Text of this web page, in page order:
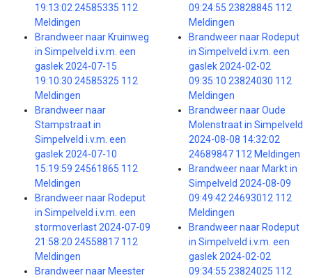
19:13:02 24585335 112
Meldingen
Brandweer naar Kruinweg
in Simpelveld i.v.m. een
gaslek 2024-07-15
19:10:30 24585325 112
Meldingen
Brandweer naar
Stampstraat in
Simpelveld i.v.m. een
gaslek 2024-07-10
15:19:59 24561865 112
Meldingen
Brandweer naar Rodeput
in Simpelveld i.v.m. een
stormoverlast 2024-07-09
21:58:20 24558817 112
Meldingen
Brandweer naar Meester
09:24:55 23828845 112
Meldingen
Brandweer naar Rodeput
in Simpelveld i.v.m. een
gaslek 2024-02-02
09:35:10 23824030 112
Meldingen
Brandweer naar Oude
Molenstraat in Simpelveld
2024-08-08 14:32:02
24689847 112 Meldingen
Brandweer naar Markt in
Simpelveld 2024-08-09
09:49:42 24693012 112
Meldingen
Brandweer naar Rodeput
in Simpelveld i.v.m. een
gaslek 2024-02-02
09:34:55 23824025 112